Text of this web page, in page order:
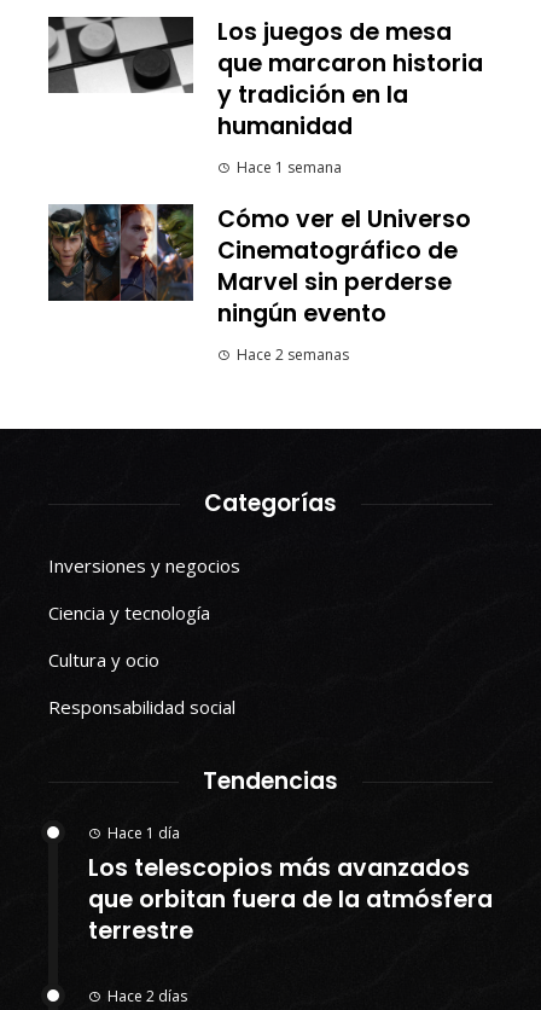
Los juegos de mesa
que marcaron historia
y tradición en la
humanidad
Hace 1 semana
Cómo ver el Universo
Cinematográfico de
Marvel sin perderse
ningún evento
Hace 2 semanas
Categorías
Inversiones y negocios
Ciencia y tecnología
Cultura y ocio
Responsabilidad social
Tendencias
Hace 1 día
Los telescopios más avanzados
que orbitan fuera de la atmósfera
terrestre
Hace 2 días